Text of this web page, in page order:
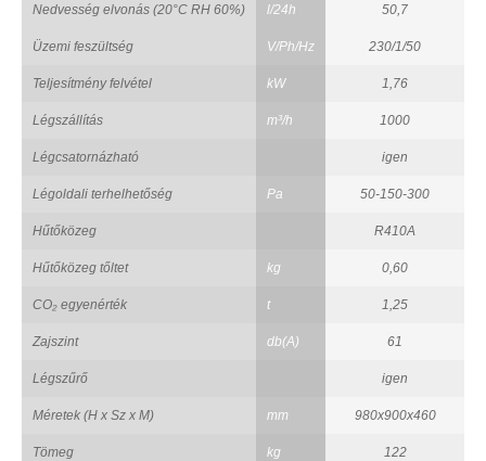
Nedvesség elvonás (20°C RH 60%) l/24h 50,7
Üzemi feszültség V/Ph/Hz 230/1/50
Teljesítmény felvétel kW 1,76
Légszállítás m³/h 1000
Légcsatornázható igen
Légoldali terhelhetőség Pa 50-150-300
Hűtőközeg R410A
Hűtőközeg tőltet kg 0,60
CO₂ egyenérték t 1,25
Zajszint db(A) 61
Légszűrő igen
Méretek (H x Sz x M) mm 980x900x460
Tömeg kg 122